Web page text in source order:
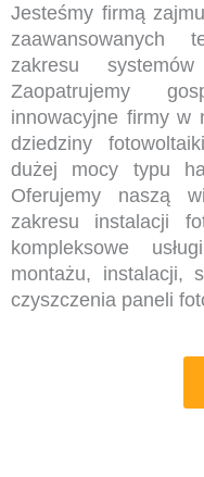
Jesteśmy firmą
zaawansowanych
zakresu
Zaopatrujemy
innowacyjne firmy w
dziedziny
dużej mocy typu
Oferujemy naszą
zakresu instalacji
kompleksowe
montażu, instalacji,
czyszczenia paneli